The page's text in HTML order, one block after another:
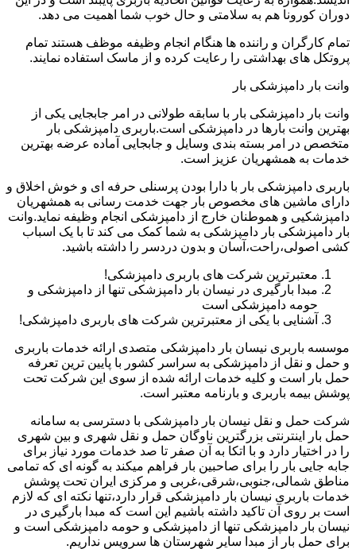
دوران کورونا هم به سلامتی و حال خوب شما اهمیت می دهد.
تمام کارگران و راننده ها هنگام انجام وظیفه موظف هستند تمام
پروتکل های بهداشتی را رعایت کرده و از ماسک استفاده نمایند.
وانت بار دامپزشکی بار
وانت بار دامپزشکی بار با سابقه طولانی در امر جابجایی یکی از
بهترین وانت بارها در دامپزشکی است.باربری دامپزشکی بار
متخصص در امر بسته بندی وسایل و جابجایی آماده عرضه بهترین
خدمات به همشهریان عزیز است.
باربری دامپزشکی بار با دارا بودن پرسنلی حرفه ای و خوش اخلاق و
دارای ماشین های مخصوص بار جهت خدمت رسانی به همشهریان
دامپزشکیی و هموطنان خارج از دامپزشکی انجام وظیفه نماید.وانت
بار دامپزشکی بار دامپزشکی به شما کمک می کند تا با یک اسباب
کشی اصولی،راحت،آسان و بدون دردسر را داشته باشید.
معتبرترین شرکت های باربری دامپزشکی!
مبدا بارگیری در نیسان بار دامپزشکی تنها از دامپزشکی و
حومه دامپزشکی است
آشنایی با یکی از معتبرترین شرکت های باربری دامپزشکی!
موسسه باربری نیسان بار دامپزشکی متصدی ارائه خدمات باربری
و حمل و نقل از دامپزشکی به سراسر کشور با پایین ترین تعرفه
حمل بار است و کلیه خدمات ارائه شده از سوی این شرکت تحت
پوشش بیمه باربری و بارنامه معتبر است.
شرکت حمل و نقل نیسان بار دامپزشکی با دسترسی به سامانه
حمل بار اینترنتی بزرگترین ناوگان حمل و نقل شهری و بین شهری
را در اختیار دارد و با اتکا به آن صفر تا صد خدمات مورد نیاز برای
جابه جایی بار را برای صاحبین بار فراهم میکند به گونه ای که تمامی
مناطق شمالی،جنوبی،شرقی،غربی و مرکزی ایران تحت پوشش
خدمات باربری نیسان بار دامپزشکی قرار دارد،تنها نکته ای که لازم
است بر روی آن تاکید داشته باشیم این است که مبدا بارگیری در
نیسان بار دامپزشکی تنها از دامپزشکی و حومه دامپزشکی است و
برای حمل بار از مبدا سایر شهرستان ها سرویس نداریم.